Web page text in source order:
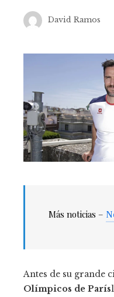
David Ramos
Más noticias –
Antes de su grande
Olímpicos de París